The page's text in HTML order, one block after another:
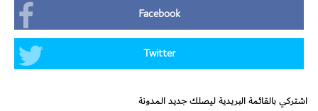
Facebook
Twitter
اشتركي بالقائمة البريدية ليصلك جديد المدونة